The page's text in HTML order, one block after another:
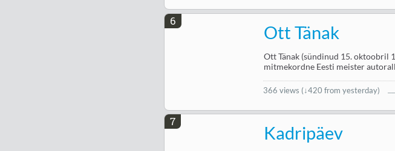
6
Ott Tänak
Ott Tänak (sündinud 15. oktoobril
mitmekordne Eesti meister
366 views (↓420 from yesterday)
7
Kadripäev